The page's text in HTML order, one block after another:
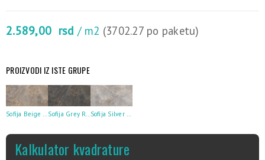
2.589,00 rsd / m2 (3702.27 po paketu)
PROIZVODI IZ ISTE GRUPE
Kalkulator kvadrature